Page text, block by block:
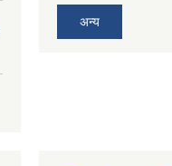
अन्य